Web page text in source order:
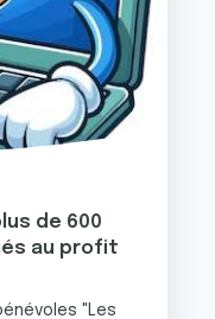
de 600
au profit
"Les